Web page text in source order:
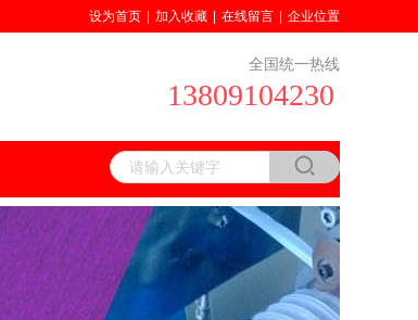
13809104230
全国统一热线
设为首页 加入收藏 在线留言 企业位置